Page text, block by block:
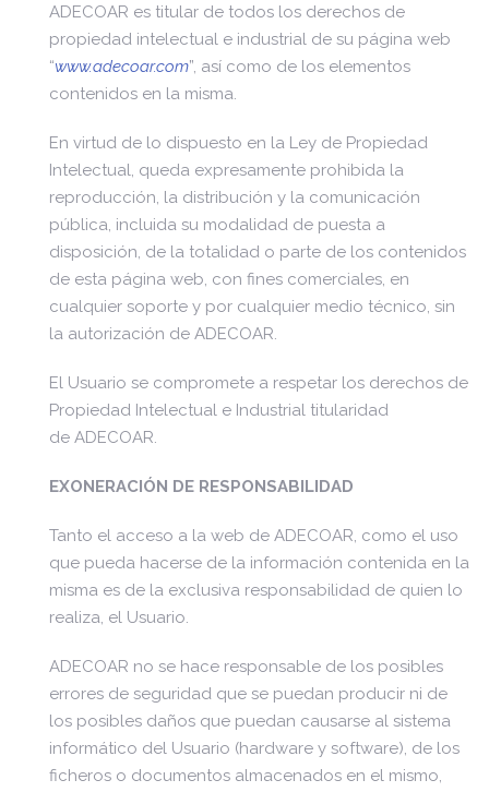
ADECOAR es titular de todos los derechos de
propiedad intelectual e industrial de su página web
“www.adecoar.com”, así como de los elementos
contenidos en la misma.
En virtud de lo dispuesto en la Ley de Propiedad
Intelectual, queda expresamente prohibida la
reproducción, la distribución y la comunicación
pública, incluida su modalidad de puesta a
disposición, de la totalidad o parte de los contenidos
de esta página web, con fines comerciales, en
cualquier soporte y por cualquier medio técnico, sin
la autorización de ADECOAR.
El Usuario se compromete a respetar los derechos de
Propiedad Intelectual e Industrial titularidad
de ADECOAR.
EXONERACIÓN DE RESPONSABILIDAD
Tanto el acceso a la web de ADECOAR, como el uso
que pueda hacerse de la información contenida en la
misma es de la exclusiva responsabilidad de quien lo
realiza, el Usuario.
ADECOAR no se hace responsable de los posibles
errores de seguridad que se puedan producir ni de
los posibles daños que puedan causarse al sistema
informático del Usuario (hardware y software), de los
ficheros o documentos almacenados en el mismo,